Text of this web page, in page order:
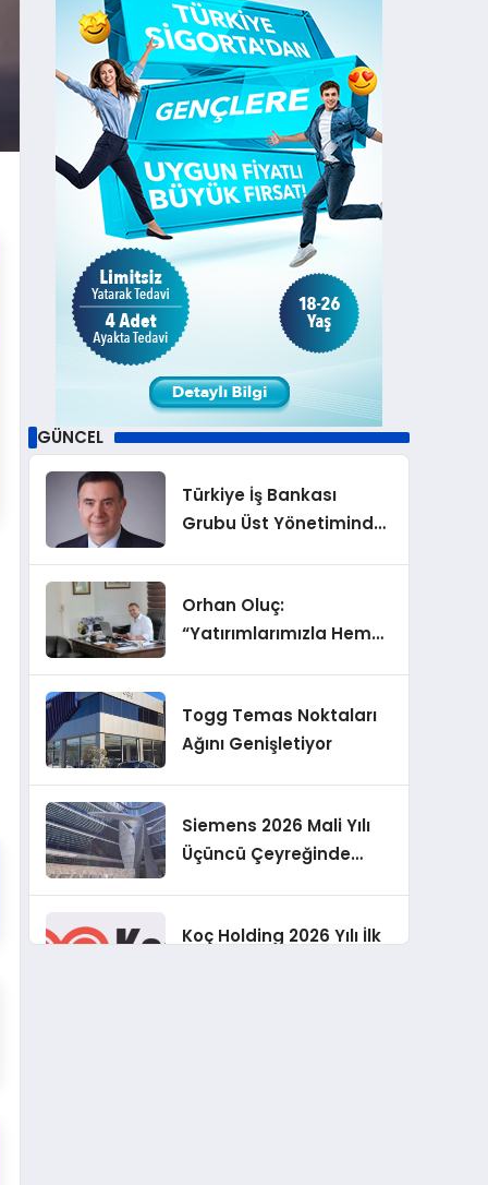
GÜNCEL
Türkiye İş Bankası
Grubu Üst Yönetiminde
Orhan Oluç:
“Yatırımlarımızla Hem
Geliştirmeyi
Hedefliyoruz”
Togg Temas Noktaları
Ağını Genişletiyor
Siemens 2026 Mali Yılı
Üçüncü Çeyreğinde
Beklentisi
Koç Holding 2026 Yılı İlk